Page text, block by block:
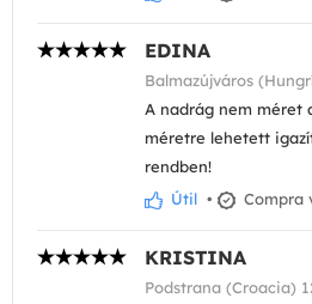
EDINA
Balmazújváros
A nadrág nem méret
méretre lehetett
rendben!
Útil • Compra
KRISTINA
Podstrana (Croacia)